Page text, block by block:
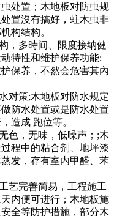
处置；木地板对防虫规
置沒有搞好，蛀木虫非
构结构。
，多時间、限度接纳健
特性和维护保养功能;
保养，不然会危害其內
对策;木地板对防水规定
防水处置或是防水处置
造成 跑位等。
色，无味，低噪声；;木
程中的粘合剂、地坪漆
发，存有室内甲醛、苯
艺完善简易，工程施工
内便可进行；木地板施
全等防护措施，部分木